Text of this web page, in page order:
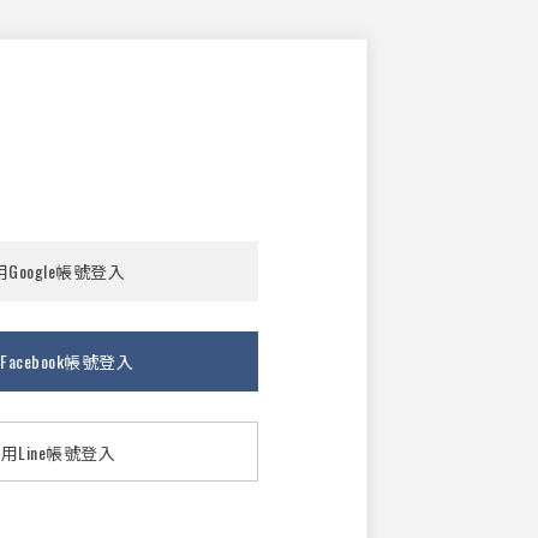
Google帳號登入
帳號登入
Line帳號登入